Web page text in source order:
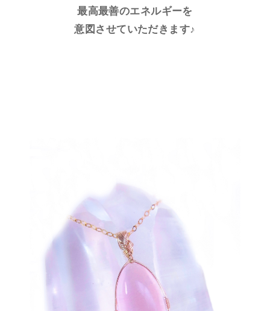
最高最善のエネルギーを
意図させていただきます♪